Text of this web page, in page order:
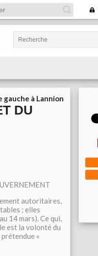
gauche à Lannion
DU
autoritaires,
; elles
14 mars). Ce qui,
est la volonté du
«